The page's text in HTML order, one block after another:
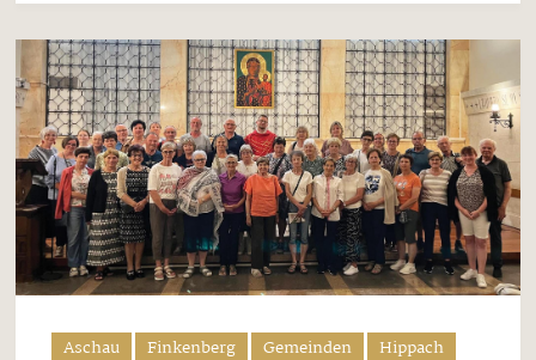
Aschau Finkenberg Gemeinden Hippach